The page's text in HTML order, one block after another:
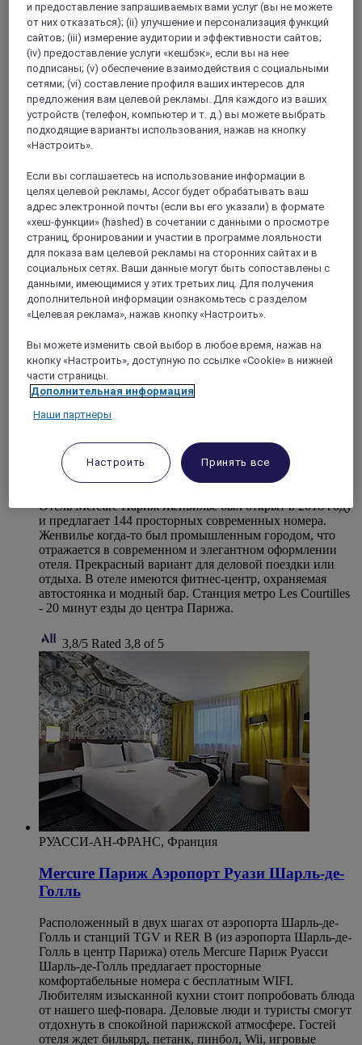
СЕРЖИ, Франция
Mercure Сержи Понтуаз Центр
Отель Mercure Сержи Понтуаз Центр находится в 500 м
от остановки экспресса RER (линия "A", станция Cergy-
Préfecture), в 35 км от Парижа, в 40 минутах от
аэропортов Шарль-де-Голль и Орли, а также
выставочных центров Villepinte и Le Bourget. Мы
предлагаем гостям стильные современные номера с
современное оборудование: все необходимое для работы
или отдыха в спокойной обстановке. Идеальный отель
для семинаров и семейного отдыха.
4,0/5Rated 4,0 of 5
ЖЕНВИЛЬЕ, Франция
Отель Mercure Париж Женвилье
Отель Mercure Париж Женвилье был открыт в 2018 году
и предлагает 144 просторных современных номера.
Женвилье когда-то был промышленным городом, что
отражается в современном и элегантном оформлении
отеля. Прекрасный вариант для деловой поездки или
отдыха. В отеле имеются фитнес-центр, охраняемая
автостоянка и модный бар. Станция метро Les Courtilles
- 20 минут езды до центра Парижа.
3,8/5 Rated 3,8 of 5
РУАССИ-АН-ФРАНС, Франция
Mercure Париж Аэропорт Руази Шарль-де-
Голль
Расположенный в двух шагах от аэропорта Шарль-де-
Голль и станций TGV и RER B (из аэропорта Шарль-де-
Голль в центр Парижа) отель Mercure Париж Руасси
Шарль-де-Голль предлагает просторные
комфортабельные номера с бесплатным WIFI.
Любителям изысканной кухни стоит попробовать блюда
от нашего шеф-повара. Деловые люди и туристы смогут
отдохнуть в спокойной парижской атмосфере. Гостей
отеля ждет бильярд, петанк, пинбол, Wii, игровые
и предоставление запрашиваемых вами услуг (вы не можете
от них отказаться); (ii) улучшение и персонализация функций
сайтов; (iii) измерение аудитории и эффективности сайтов;
(iv) предоставление услуги «кешбэк», если вы на нее
подписаны; (v) обеспечение взаимодействия с социальными
сетями; (vi) составление профиля ваших интересов для
предложения вам целевой рекламы. Для каждого из ваших
устройств (телефон, компьютер и т. д.) вы можете выбрать
подходящие варианты использования, нажав на кнопку
«Настроить».
Если вы соглашаетесь на использование информации в
целях целевой рекламы, Accor будет обрабатывать ваш
адрес электронной почты (если вы его указали) в формате
«хеш-функции» (hashed) в сочетании с данными о просмотре
страниц, бронировании и участии в программе лояльности
для показа вам целевой рекламы на сторонних сайтах и в
социальных сетях. Ваши данные могут быть сопоставлены с
данными, имеющимися у этих третьих лиц. Для получения
дополнительной информации ознакомьтесь с разделом
«Целевая реклама», нажав кнопку «Настроить».
Вы можете изменить свой выбор в любое время, нажав на
кнопку «Настроить», доступную по ссылке «Cookie» в нижней
части страницы.
Дополнительная информация
Наши партнеры
Настроить Принять все